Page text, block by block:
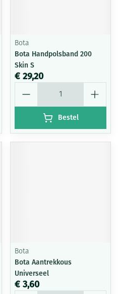
Bota
Bota Handpolsband 200
Skin S
€ 29,20
Bestel
Bota
Bota Aantrekkous
Universeel
€ 3,60